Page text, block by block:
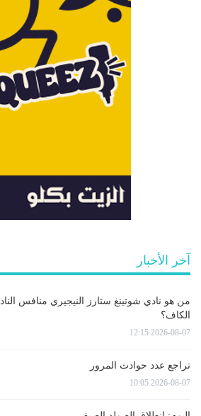
آخر الأخبار
من هو نادي شوتينغ ستارز النيجيري منافس
الكاف؟
2026-08-07 12:15
تراجع عدد حوادث المرور
2026-08-07 10:05